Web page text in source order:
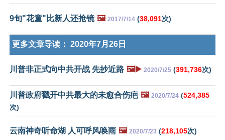
9旬"花童"比新人还抢镜 🖼️ 2017/7/14 (38,091次)
更多文章导读： 2020年7月26日
川普非正式向中共开战 先抄近路 🖼️▶️ 2020/7/25 (391,736次)
川普政府戳开中共最大的未愈合伤疤 🖼️ 2020/7/24 (524,385
次)
云南神奇听命湖 人可呼风唤雨 🖼️ 2020/7/23 (218,105次)